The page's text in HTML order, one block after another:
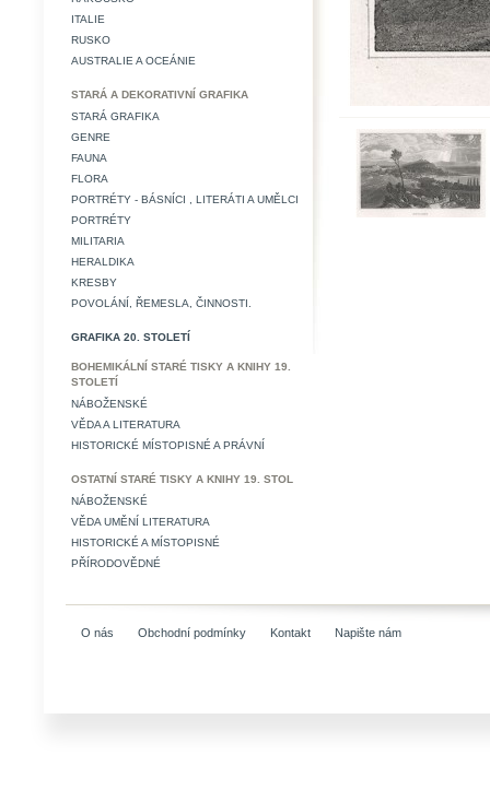
ITALIE
RUSKO
AUSTRALIE A OCEÁNIE
STARÁ A DEKORATIVNÍ GRAFIKA
STARÁ GRAFIKA
GENRE
FAUNA
FLORA
PORTRÉTY - BÁSNÍCI , LITERÁTI A UMĚLCI
PORTRÉTY
MILITARIA
HERALDIKA
KRESBY
POVOLÁNÍ, ŘEMESLA, ČINNOSTI.
GRAFIKA 20. STOLETÍ
BOHEMIKÁLNÍ STARÉ TISKY A KNIHY 19.
STOLETÍ
NÁBOŽENSKÉ
VĚDA A LITERATURA
HISTORICKÉ MÍSTOPISNÉ A PRÁVNÍ
OSTATNÍ STARÉ TISKY A KNIHY 19. STOL
NÁBOŽENSKÉ
VĚDA UMĚNÍ LITERATURA
HISTORICKÉ A MÍSTOPISNÉ
PŘÍRODOVĚDNÉ
O nás Obchodní podmínky Kontakt Napište nám